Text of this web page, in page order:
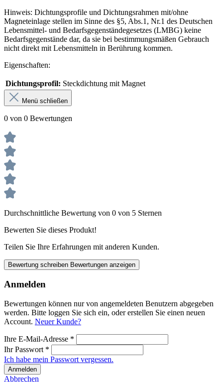
Hinweis: Dichtungsprofile und Dichtungsrahmen mit/ohne
Magneteinlage stellen im Sinne des §5, Abs.1, Nr.1 des Deutschen
Lebensmittel- und Bedarfsgegenständegesetzes (LMBG) keine
Bedarfsgegenstände dar, da sie bei bestimmungsmäßen Gebrauch
nicht direkt mit Lebensmitteln in Berührung kommen.
Eigenschaften:
Dichtungsprofil: Steckdichtung mit Magnet
Menü schließen
0 von 0 Bewertungen
Durchschnittliche Bewertung von 0 von 5 Sternen
Bewerten Sie dieses Produkt!
Teilen Sie Ihre Erfahrungen mit anderen Kunden.
Bewertung schreiben Bewertungen anzeigen
Anmelden
Bewertungen können nur von angemeldeten Benutzern abgegeben
werden. Bitte loggen Sie sich ein, oder erstellen Sie einen neuen
Account. Neuer Kunde?
Ihre E-Mail-Adresse *
Ihr Passwort *
Ich habe mein Passwort vergessen.
Anmelden
Abbrechen